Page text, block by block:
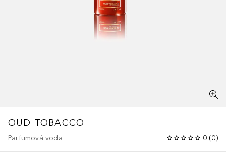
OUD TOBACCO
Parfumová voda 0 (0)